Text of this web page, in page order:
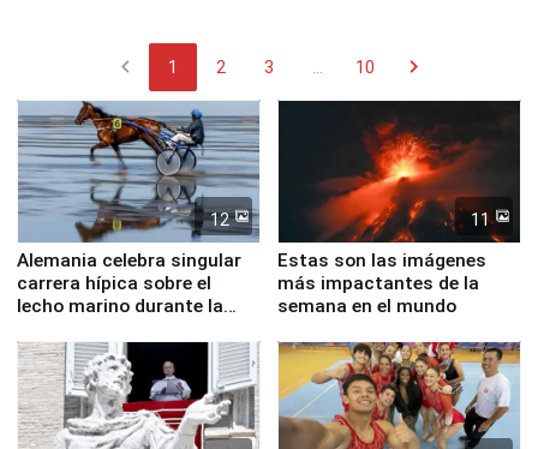
chevron_left 1 2 3 10 chevron_right
12
Alemania celebra singular
carrera hípica sobre el
lecho marino durante la
11
Estas son las imágenes
más impactantes de la
semana en el mundo